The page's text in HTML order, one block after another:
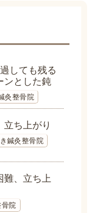
しても残る
ンとした鈍
灸整骨院
ち上がり
鍼灸整骨院
難、立ち上
院